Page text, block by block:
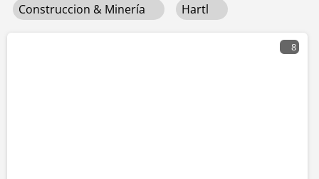
Construccion & Minería Hartl
8